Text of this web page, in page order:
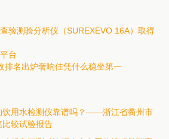
验测验分析仪（SUREXEVO 16A）取得
台
排名出炉奢响佳凭什么稳坐第一
饮用水检测仪靠谱吗？——浙江省衢州市
较试验报告